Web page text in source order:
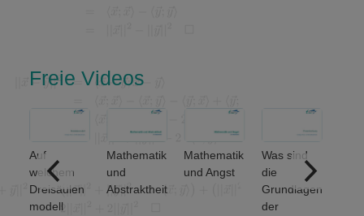
Freie Videos
Auf
welchem
Dreisäulen
modell
Mathematik
und
Abstraktheit
Mathematik
und Angst
Was sind
die
Grundlagen
der